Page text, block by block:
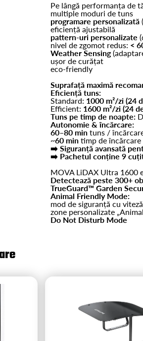
Pe lângă performanța de
multiple moduri de tuns
programare personalizată
eficiență ajustabilă
pattern-uri personalizate
nivel de zgomot redus: <
Weather Sensing
ușor de curățat
eco-friendly
Suprafață maximă
Eficiență tuns:
Standard: 1000 m²/zi (24
Efficient: 1600 m²/zi (24
Tuns pe timp de noapte:
Autonomie & încărcare:
60–80 min tuns /
~60 min timp de încărcare
➡️ Siguranță avansată
➡️ Pachetul conține 9
MOVA LiDAX Ultra 1600
Detectează peste 300+
TrueGuard™ Garden
Animal Friendly Mode:
mod de siguranță cu
zone personalizate
Do Not Disturb Mode